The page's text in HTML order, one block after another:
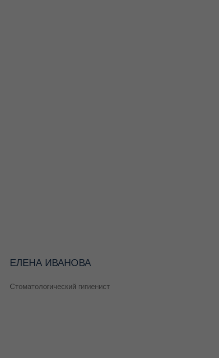
ЕЛЕНА ИВАНОВА
Стоматологический гигиенист